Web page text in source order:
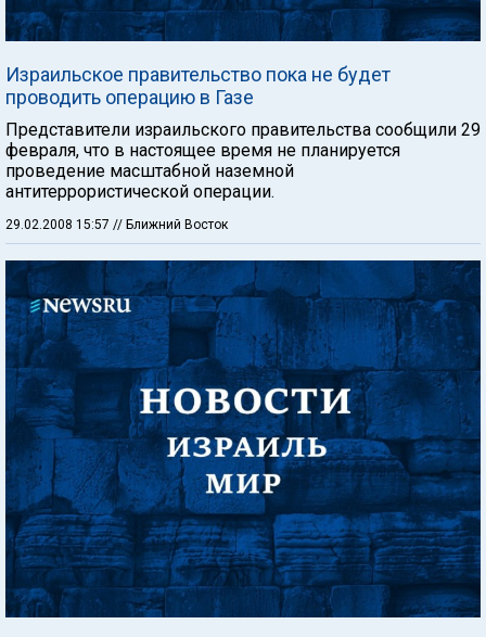
Израильское правительство пока не будет
проводить операцию в Газе
Представители израильского правительства сообщили 29
февраля, что в настоящее время не планируется
проведение масштабной наземной
антитеррористической операции.
29.02.2008 15:57 // Ближний Восток